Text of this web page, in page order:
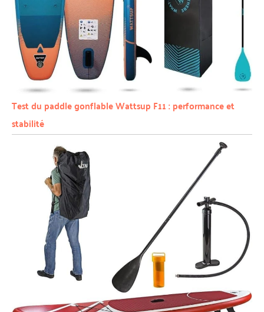
Test du paddle gonflable Wattsup F11 : performance et
stabilité